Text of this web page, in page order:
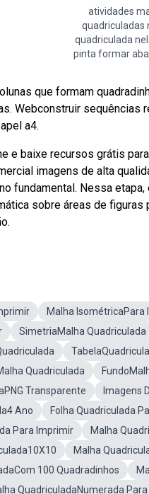
atividades
quadriculadas
quadriculada
pinta formar
que formam
Webconstruir sequências
a4.
e baixe recursos grátis
imagens de alta
fundamental. Nessa
sobre áreas de figuras
Malha IsométricaPara
SimetriaMalha Quadriculada
Quadriculada
Transparente
Imagens
Ano Folha Quadriculada
Para Imprimir
Malha
Malha
100 Quadradinhos
QuadriculadaNumerada